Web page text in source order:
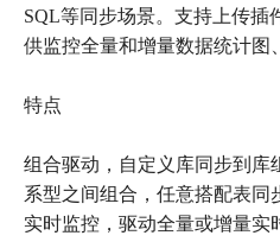
SQL等同步场景。支持上传插
供监控全量和增量数据统计图
特点
组合驱动，自定义库同步到库
系型之间组合，任意搭配表同
实时监控，驱动全量或增量实